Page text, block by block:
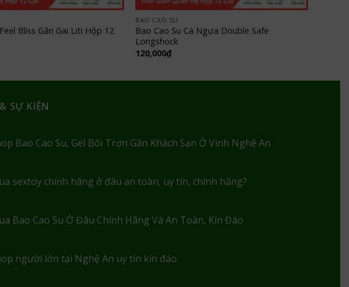
Bliss Gân Gai Liti Hộp 12
BAO CAO SU
Bao Cao Su Cá Ngựa Double Safe
Longshock
120,000₫
SỰ KIỆN
Bao Cao Su, Gel Bôi Trơn Gần Khách Sạn Ở Vinh Nghệ An
sextoy chính hãng ở đâu an toàn, uy tín, chính hãng?
Bao Cao Su Ở Đâu Chính Hãng Và An Toàn, Kín Đáo
người lớn tại Nghệ An uy tín kín đáo